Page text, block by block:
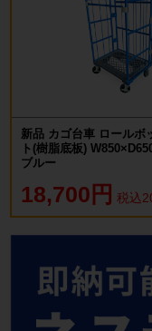
新品 カゴ台車 ロールボ
ト(樹脂底板)
ブルー
18,700円 税込